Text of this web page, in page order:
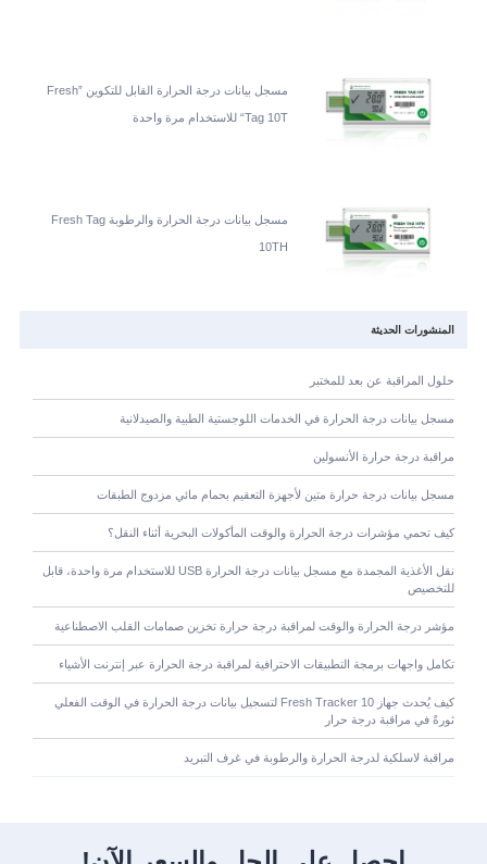
مسجل بيانات درجة الحرارة القابل للتكوين ”Fresh
Tag 10T“ للاستخدام مرة واحدة
مسجل بيانات درجة الحرارة والرطوبة Fresh Tag
10TH
المنشورات الحديثة
حلول المراقبة عن بعد للمختبر
مسجل بيانات درجة الحرارة في الخدمات اللوجستية الطبية والصيدلانية
مراقبة درجة حرارة الأنسولين
مسجل بيانات درجة حرارة متين لأجهزة التعقيم بحمام مائي مزدوج الطبقات
كيف تحمي مؤشرات درجة الحرارة والوقت المأكولات البحرية أثناء النقل؟
نقل الأغذية المجمدة مع مسجل بيانات درجة الحرارة USB للاستخدام مرة واحدة، قابل
للتخصيص
مؤشر درجة الحرارة والوقت لمراقبة درجة حرارة تخزين صمامات القلب الاصطناعية
تكامل واجهات برمجة التطبيقات الاحترافية لمراقبة درجة الحرارة عبر إنترنت الأشياء
كيف يُحدث جهاز Fresh Tracker 10 لتسجيل بيانات درجة الحرارة في الوقت الفعلي
ثورةً في مراقبة درجة حرار
مراقبة لاسلكية لدرجة الحرارة والرطوبة في غرف التبريد